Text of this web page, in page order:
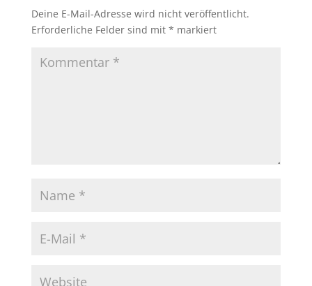
Deine E-Mail-Adresse wird nicht veröffentlicht.
Erforderliche Felder sind mit * markiert